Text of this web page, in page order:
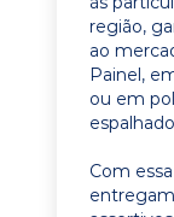
região,
ao
Painel,
ou em
Com